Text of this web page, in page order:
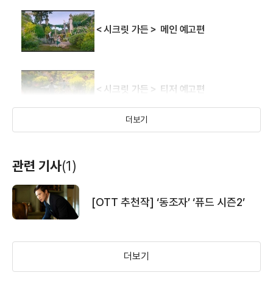
＜시크릿 가든＞ 메인 예고편
＜시크릿 가든＞ 티저 예고편
더보기
관련 기사(1)
[OTT 추천작] ‘동조자’ ‘퓨드 시즌2’
더보기